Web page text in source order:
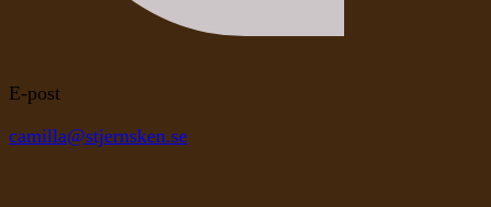
E-post
camilla@stjernsken.se